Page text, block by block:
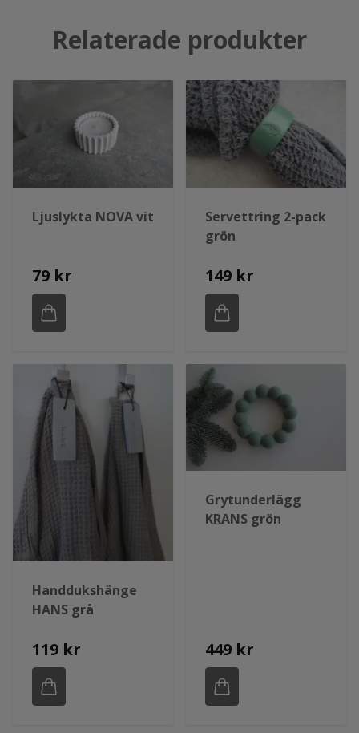
Relaterade produkter
Ljuslykta NOVA vit
79 kr
Servettring 2-pack
grön
149 kr
Handdukshänge
HANS grå
119 kr
Grytunderlägg
KRANS grön
449 kr